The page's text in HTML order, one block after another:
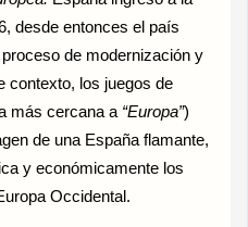
desde entonces el país
de modernización y
contexto, los juegos de
más cercana a “Europa”)
de una España flamante,
y económicamente los
Occidental.